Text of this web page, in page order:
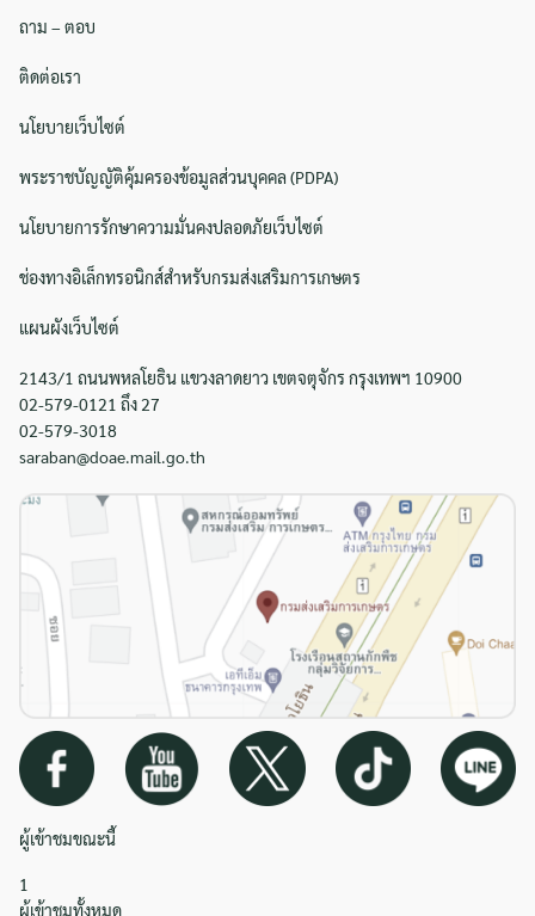
ถาม – ตอบ
ติดต่อเรา
นโยบายเว็บไซต์
พระราชบัญญัติคุ้มครองข้อมูลส่วนบุคคล (PDPA)
นโยบายการรักษาความมั่นคงปลอดภัยเว็บไซต์
ช่องทางอิเล็กทรอนิกส์สำหรับกรมส่งเสริมการเกษตร
แผนผังเว็บไซต์
2143/1 ถนนพหลโยธิน แขวงลาดยาว เขตจตุจักร กรุงเทพฯ 10900
02-579-0121 ถึง 27
02-579-3018
saraban@doae.mail.go.th
ผู้เข้าชมขณะนี้
1
ผู้เข้าชมทั้งหมด